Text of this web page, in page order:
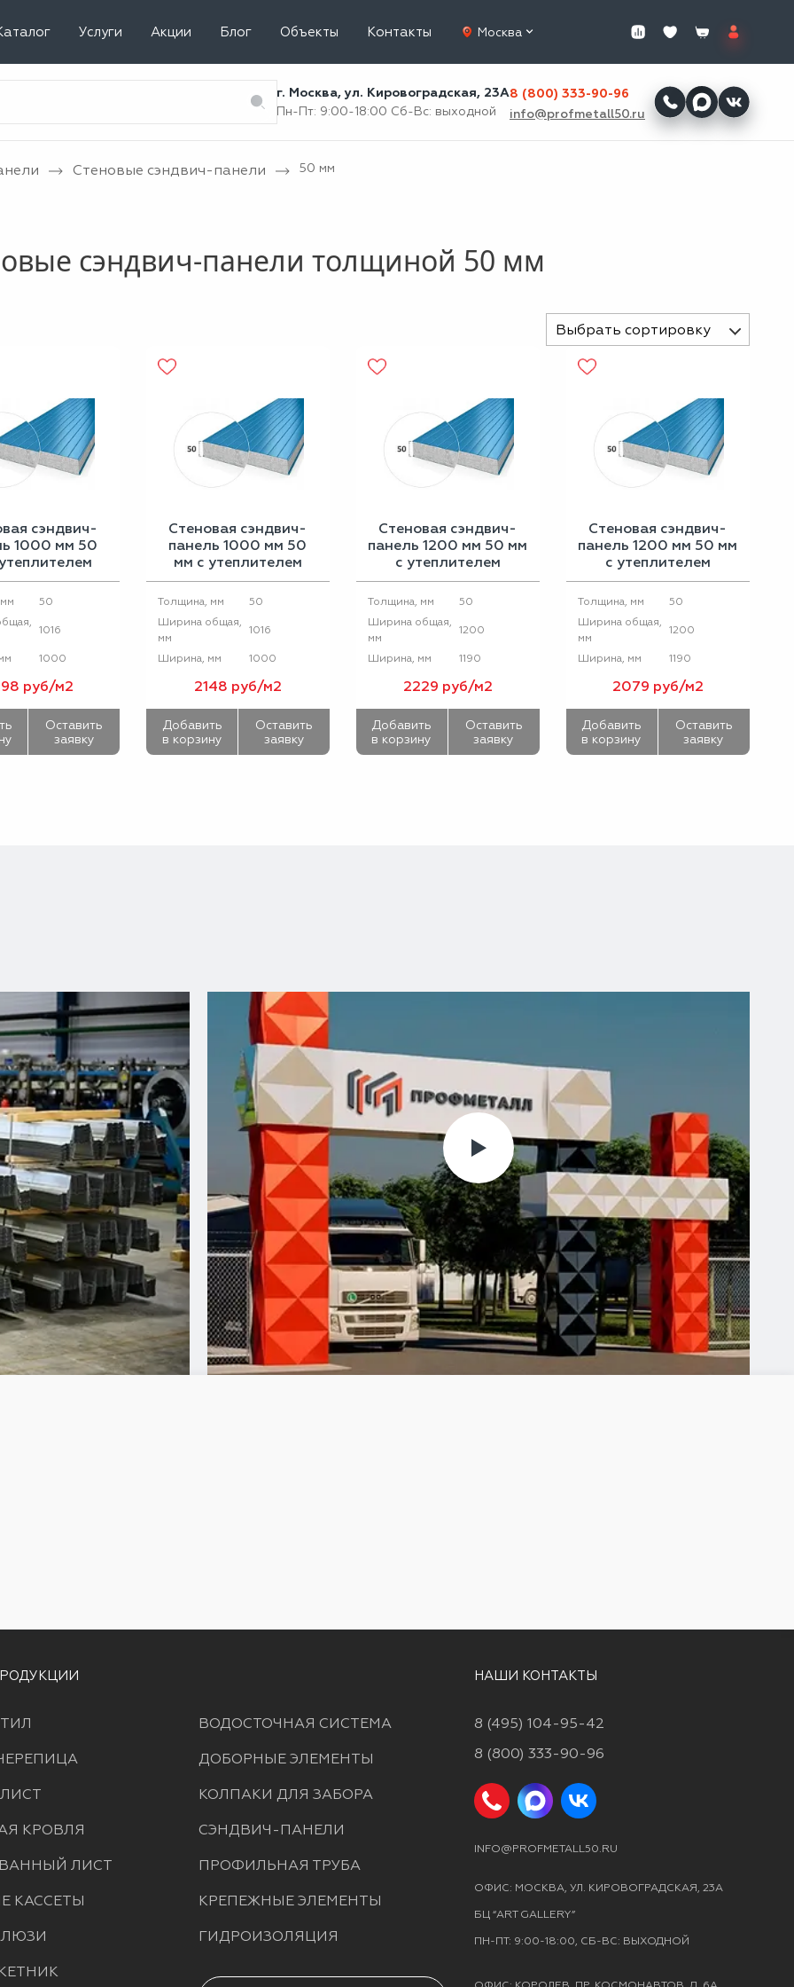
Услуги Акции Блог Объекты Контакты Москва
г. Москва, ул. Кировоградская, 23А
Пн-Пт: 9:00-18:00 Сб-Вс: выходной
8 (800) 333-90-96
info@profmetall50.ru
Стеновые сэндвич-панели 50 мм
сэндвич-панели толщиной 50 мм
Выбрать сортировку
сэндвич-
1000 мм 50
50
1016
1000
руб/м2
Оставить
заявку
Стеновая сэндвич-
панель 1000 мм 50
мм с утеплителем
пенополистирол
Толщина, мм
50
Ширина общая,
мм
1016
Ширина, мм 1000
2148 руб/м2
Добавить
в корзину
Оставить
заявку
Стеновая сэндвич-
панель 1200 мм 50 мм
с утеплителем
минеральный
базальтовый
утеплитель
Толщина, мм
50
Ширина общая,
мм
1200
Ширина, мм 1190
2229 руб/м2
Добавить
в корзину
Оставить
заявку
Стеновая сэндвич-
панель 1200 мм 50 мм
с утеплителем
пенополистирол
Толщина, мм
50
Ширина общая,
мм
1200
Ширина, мм 1190
2079 руб/м2
Добавить
в корзину
Оставить
заявку
КРОВЛЯ
ЛИСТ
КАССЕТЫ
ВОДОСТОЧНАЯ СИСТЕМА
ДОБОРНЫЕ ЭЛЕМЕНТЫ
КОЛПАКИ ДЛЯ ЗАБОРА
СЭНДВИЧ-ПАНЕЛИ
ПРОФИЛЬНАЯ ТРУБА
КРЕПЕЖНЫЕ ЭЛЕМЕНТЫ
ГИДРОИЗОЛЯЦИЯ
НАШИ КОНТАКТЫ
8 (495) 104-95-42
8 (800) 333-90-96
INFO@PROFMETALL50.RU
ОФИС: МОСКВА, УЛ. КИРОВОГРАДСКАЯ, 23А
БЦ “ART GALLERY”
ПН-ПТ: 9:00-18:00, СБ-ВС: ВЫХОДНОЙ